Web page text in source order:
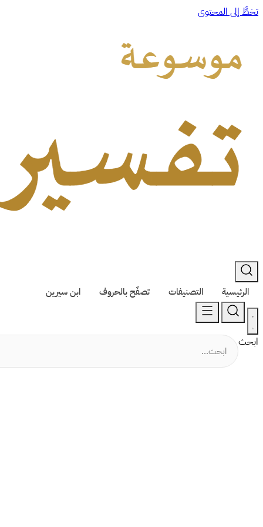
تخطَّ إلى المحتوى
الرئيسية التصنيفات تصفّح بالحروف ابن سيرين
ابحث